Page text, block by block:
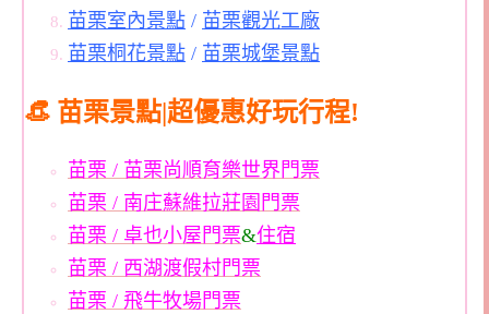
苗栗室內景點 / 苗栗觀光工廠
苗栗桐花景點 / 苗栗城堡景點
👒 苗栗景點|超優惠好玩行程!
苗栗 / 苗栗尚順育樂世界門票
苗栗 / 南庄蘇維拉莊園門票
苗栗 / 卓也小屋門票&住宿
苗栗 / 西湖渡假村門票
苗栗 / 飛牛牧場門票